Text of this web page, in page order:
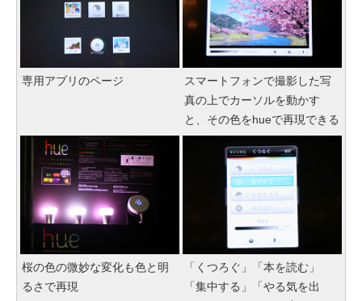
専用アプリのページ
スマートフォンで撮影した写
真の上でカーソルを動かす
と、その色をhueで再現できる
桜の色の微妙な変化も色と明
るさで再現
「くつろぐ」「本を読む」
「集中する」「やる気を出